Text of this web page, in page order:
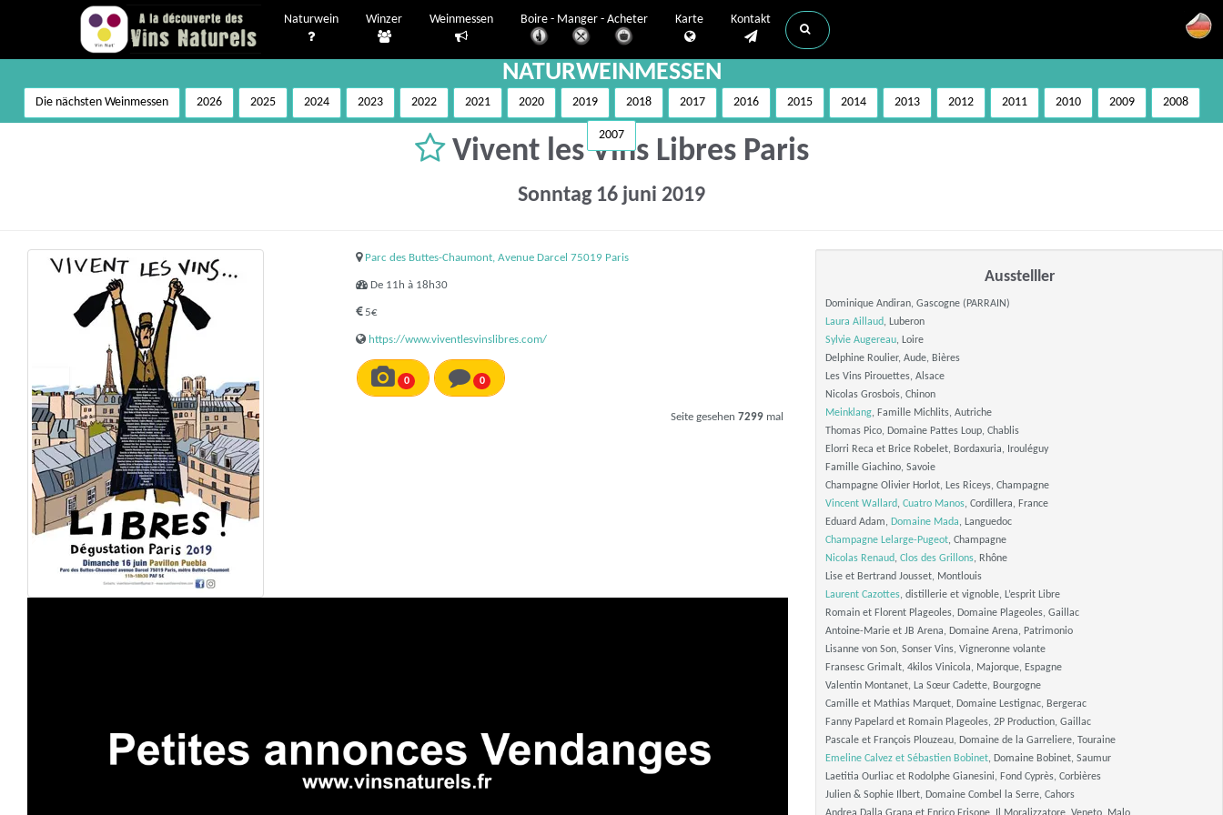
Naturwein Winzer Weinmessen Boire - Manger - Acheter Karte Kontakt
NATURWEINMESSEN
Die nächsten Weinmessen 2026 2025 2024 2023 2022 2021 2020 2019 2018 2017 2016 2015 2014 2013 2012 2011 2010 2009 2008
2007
Vivent les Vins Libres Paris
Sonntag 16 juni 2019
Parc des Buttes-Chaumont, Avenue Darcel 75019 Paris
De 11h à 18h30
5€
https://www.viventlesvinslibres.com/
0 0
Seite gesehen 7299mal
Ausstelller
Dominique Andiran, Gascogne (PARRAIN)
Laura Aillaud, Luberon
Sylvie Augereau, Loire
Delphine Roulier, Aude, Bières
Les Vins Pirouettes, Alsace
Nicolas Grosbois, Chinon
Meinklang, Famille Michlits, Autriche
Thomas Pico, Domaine Pattes Loup, Chablis
Elorri Reca et Brice Robelet, Bordaxuria, Irouléguy
Famille Giachino, Savoie
Champagne Olivier Horlot, Les Riceys, Champagne
Vincent Wallard, Cuatro Manos, Cordillera, France
Eduard Adam, Domaine Mada, Languedoc
Champagne Lelarge-Pugeot, Champagne
Nicolas Renaud, Clos des Grillons, Rhône
Lise et Bertrand Jousset, Montlouis
Laurent Cazottes, distillerie et vignoble, L’esprit Libre
Romain et Florent Plageoles, Domaine Plageoles, Gaillac
Antoine-Marie et JB Arena, Domaine Arena, Patrimonio
Lisanne von Son, Sonser Vins, Vigneronne volante
Fransesc Grimalt, 4kilos Vinicola, Majorque, Espagne
Valentin Montanet, La Sœur Cadette, Bourgogne
Camille et Mathias Marquet, Domaine Lestignac, Bergerac
Fanny Papelard et Romain Plageoles, 2P Production, Gaillac
Pascale et François Plouzeau, Domaine de la Garreliere, Touraine
Emeline Calvez et Sébastien Bobinet, Domaine Bobinet, Saumur
Laetitia Ourliac et Rodolphe Gianesini, Fond Cyprès, Corbières
Julien & Sophie Ilbert, Domaine Combel la Serre, Cahors